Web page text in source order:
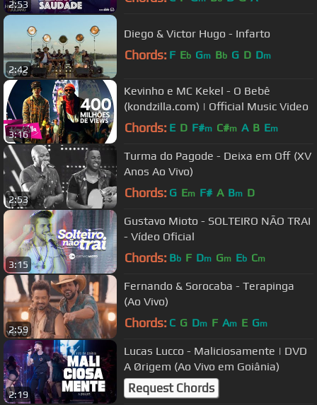
2:53
2:42
Diego & Victor Hugo - Infarto
Chords: F Eb Gm Bb G D Dm
3:16
Kevinho e MC Kekel - O Bebê
(kondzilla.com) | Official Music Video
Chords: E D F#m C#m A B Em
2:53
Turma do Pagode - Deixa em Off (XV
Anos Ao Vivo)
Chords: G Em F# A Bm D
3:15
Gustavo Mioto - SOLTEIRO NÃO TRAI
- Vídeo Oficial
Chords: Bb F Dm Gm Eb Cm
2:59
Fernando & Sorocaba - Terapinga
(Ao Vivo)
Chords: C G Dm F Am E Gm
2:19
Lucas Lucco - Maliciosamente | DVD
A Ørigem (Ao Vivo em Goiânia)
Request Chords